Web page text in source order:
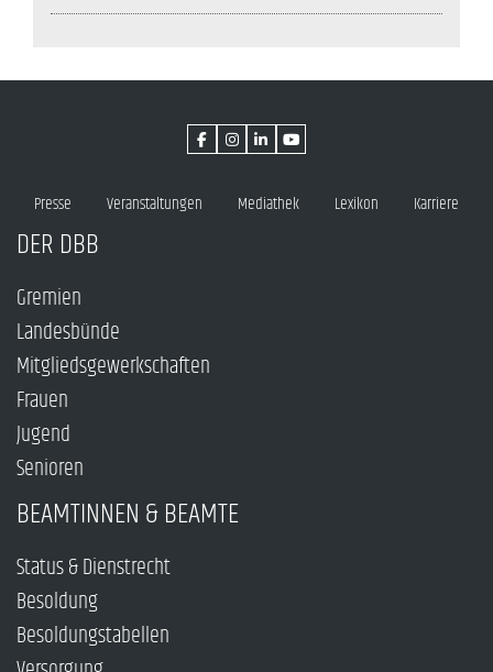
Presse Veranstaltungen Mediathek Lexikon Karriere
DER DBB
Gremien
Landesbünde
Mitgliedsgewerkschaften
Frauen
Jugend
Senioren
BEAMTINNEN & BEAMTE
Status & Dienstrecht
Besoldung
Besoldungstabellen